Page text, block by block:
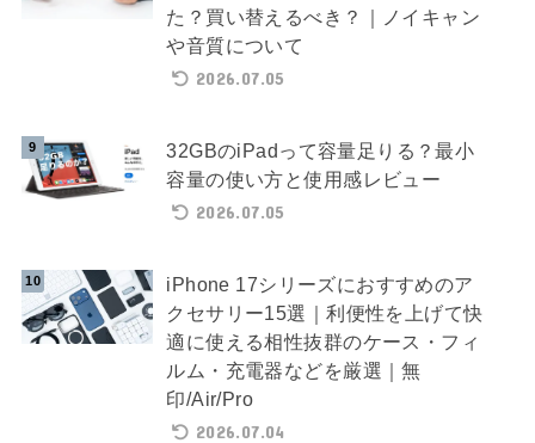
た？買い替えるべき？｜ノイキャン
や音質について
2026.07.05
32GBのiPadって容量足りる？最小
容量の使い方と使用感レビュー
2026.07.05
iPhone 17シリーズにおすすめのア
クセサリー15選｜利便性を上げて快
適に使える相性抜群のケース・フィ
ルム・充電器などを厳選｜無
印/Air/Pro
2026.07.04